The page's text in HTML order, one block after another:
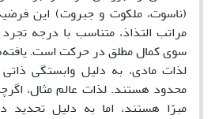
(ناسوت، ملکوت و جبروت) این
مراتب التذاذ، متناسب با درجه
سوی کمال مطلق در حرکت است.
لذات مادی، به دلیل وابستگی ذاتی
محدود هستند. لذات عالم مثال،
مبرّا هستند، اما به دلیل تحدید